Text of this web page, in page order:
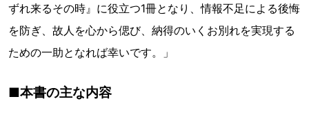
ずれ来るその時』に役立つ1冊となり、情報不足による後悔
を防ぎ、故人を心から偲び、納得のいくお別れを実現する
ための一助となれば幸いです。」
■本書の主な内容